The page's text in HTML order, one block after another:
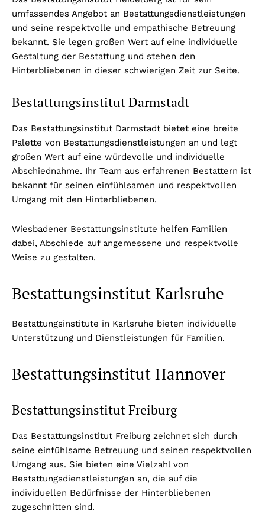
umfassendes Angebot an Bestattungsdienstleistungen
und seine respektvolle und empathische Betreuung
bekannt. Sie legen großen Wert auf eine individuelle
Gestaltung der Bestattung und stehen den
Hinterbliebenen in dieser schwierigen Zeit zur Seite.
Bestattungsinstitut Darmstadt
Das Bestattungsinstitut Darmstadt bietet eine breite
Palette von Bestattungsdienstleistungen an und legt
großen Wert auf eine würdevolle und individuelle
Abschiednahme. Ihr Team aus erfahrenen Bestattern ist
bekannt für seinen einfühlsamen und respektvollen
Umgang mit den Hinterbliebenen.
Wiesbadener Bestattungsinstitute helfen Familien
dabei, Abschiede auf angemessene und respektvolle
Weise zu gestalten.
Bestattungsinstitut Karlsruhe
Bestattungsinstitute in Karlsruhe bieten individuelle
Unterstützung und Dienstleistungen für Familien.
Bestattungsinstitut Hannover
Bestattungsinstitut Freiburg
Das Bestattungsinstitut Freiburg zeichnet sich durch
seine einfühlsame Betreuung und seinen respektvollen
Umgang aus. Sie bieten eine Vielzahl von
Bestattungsdienstleistungen an, die auf die
individuellen Bedürfnisse der Hinterbliebenen
zugeschnitten sind.